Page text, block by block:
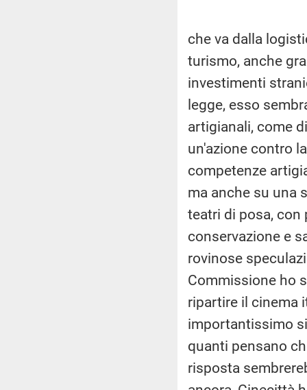
che va dalla
turismo, anche
investimenti
legge, esso
artigianali, come
un'azione contro
competenze
ma anche su una
teatri di posa, con
conservazione e
rovinose
Commissione ho
ripartire il cinema
importantissimo
quanti pensano
risposta